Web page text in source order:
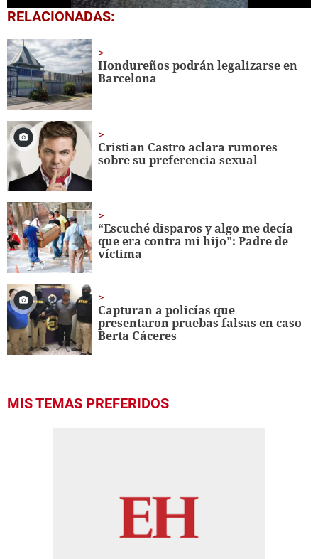
0
of
seconds
RELACIONADAS:
Hondureños podrán legalizarse en
Barcelona
Cristian Castro aclara rumores
sobre su preferencia sexual
“Escuché disparos y algo me decía
que era contra mi hijo”: Padre de
víctima
Capturan a policías que
presentaron pruebas falsas en caso
Berta Cáceres
MIS TEMAS PREFERIDOS